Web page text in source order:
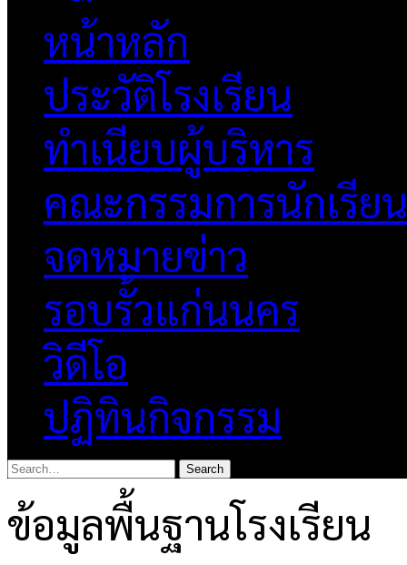
หน้าหลัก
ประวัติโรงเรียน
ทำเนียบผู้บริหาร
คณะกรรมการนักเรียน
จดหมายข่าว
รอบรั้วแก่นนคร
วิดีโอ
ปฏิทินกิจกรรม
ข้อมูลพื้นฐานโรงเรียน